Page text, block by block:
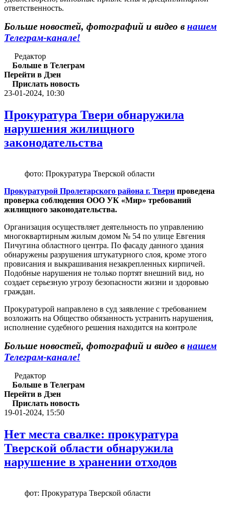
ответственность.
Больше новостей, фотографий и видео в нашем
Телеграм-канале!
Редактор
Больше в Телеграм
Перейти в Дзен
Прислать новость
23-01-2024, 10:30
Прокуратура Твери обнаружила
нарушения жилищного
законодательства
фото: Прокуратура Тверской области
Прокуратурой Пролетарского района г. Твери проведена
проверка соблюдения ООО УК «Мир» требований
жилищного законодательства.
Организация осуществляет деятельность по управлению
многоквартирным жилым домом № 54 по улице Евгения
Пичугина областного центра. По фасаду данного здания
обнаружены разрушения штукатурного слоя, кроме этого
провисания и выкрашивания незакрепленных кирпичей.
Подобные нарушения не только портят внешний вид, но
создает серьезную угрозу безопасности жизни и здоровью
граждан.
Прокуратурой направлено в суд заявление с требованием
возложить на Общество обязанность устранить нарушения,
исполнение судебного решения находится на контроле
Больше новостей, фотографий и видео в нашем
Телеграм-канале!
Редактор
Больше в Телеграм
Перейти в Дзен
Прислать новость
19-01-2024, 15:50
Нет места свалке: прокуратура
Тверской области обнаружила
нарушение в хранении отходов
фот: Прокуратура Тверской области